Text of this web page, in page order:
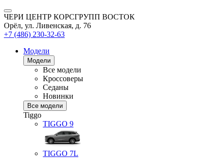
ЧЕРИ ЦЕНТР КОРСГРУПП ВОСТОК
Орёл, ул. Ливенская, д. 76
+7 (486) 230-32-63
Модели
Модели
Все модели
Кроссоверы
Седаны
Новинки
Все модели
Tiggo
TIGGO 9
TIGGO 7L